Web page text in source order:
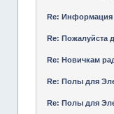
Re: Информация
Re: Пожалуйста
Re: Новичкам
Re: Полы для
Re: Полы для